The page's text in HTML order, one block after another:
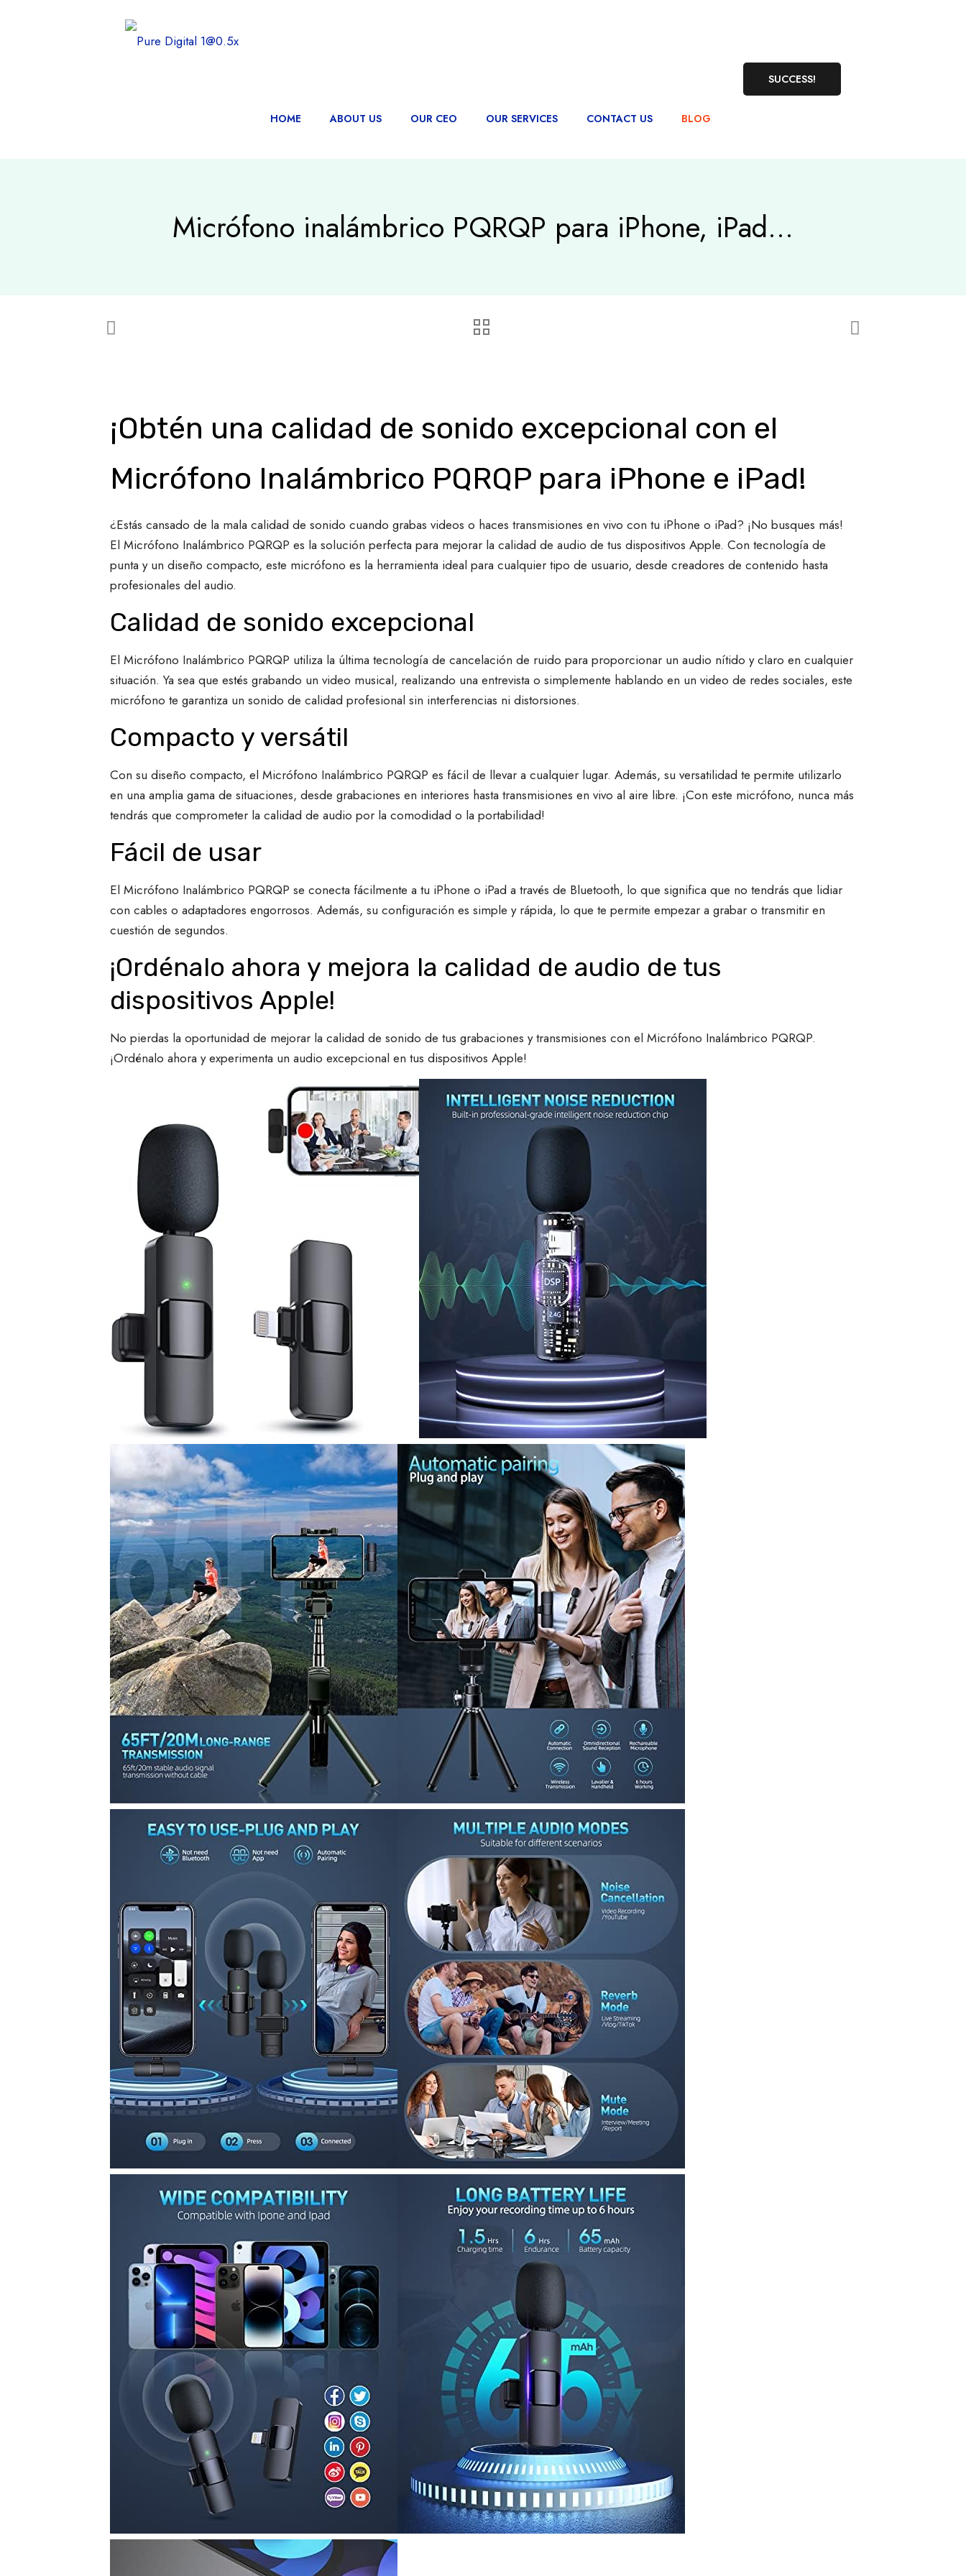
HOME ABOUT US OUR CEO OUR SERVICES CONTACT US BLOG
SUCCESS!
Micrófono inalámbrico PQRQP para iPhone, iPad…
¡Obtén una calidad de sonido excepcional con el
Micrófono Inalámbrico PQRQP para iPhone e iPad!
¿Estás cansado de la mala calidad de sonido cuando grabas videos o haces transmisiones en vivo con tu iPhone o iPad? ¡No busques más!
El Micrófono Inalámbrico PQRQP es la solución perfecta para mejorar la calidad de audio de tus dispositivos Apple. Con tecnología de
punta y un diseño compacto, este micrófono es la herramienta ideal para cualquier tipo de usuario, desde creadores de contenido hasta
profesionales del audio.
Calidad de sonido excepcional
El Micrófono Inalámbrico PQRQP utiliza la última tecnología de cancelación de ruido para proporcionar un audio nítido y claro en cualquier
situación. Ya sea que estés grabando un video musical, realizando una entrevista o simplemente hablando en un video de redes sociales, este
micrófono te garantiza un sonido de calidad profesional sin interferencias ni distorsiones.
Compacto y versátil
Con su diseño compacto, el Micrófono Inalámbrico PQRQP es fácil de llevar a cualquier lugar. Además, su versatilidad te permite utilizarlo
en una amplia gama de situaciones, desde grabaciones en interiores hasta transmisiones en vivo al aire libre. ¡Con este micrófono, nunca más
tendrás que comprometer la calidad de audio por la comodidad o la portabilidad!
Fácil de usar
El Micrófono Inalámbrico PQRQP se conecta fácilmente a tu iPhone o iPad a través de Bluetooth, lo que significa que no tendrás que lidiar
con cables o adaptadores engorrosos. Además, su configuración es simple y rápida, lo que te permite empezar a grabar o transmitir en
cuestión de segundos.
¡Ordénalo ahora y mejora la calidad de audio de tus
dispositivos Apple!
No pierdas la oportunidad de mejorar la calidad de sonido de tus grabaciones y transmisiones con el Micrófono Inalámbrico PQRQP.
¡Ordénalo ahora y experimenta un audio excepcional en tus dispositivos Apple!